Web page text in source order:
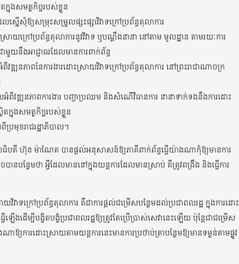
នុងសមត្ថកិច្ចរបស់ខ្លួន
នើសុំឱ្យសម្រុះសម្រួលផ្សះផ្សាវិវាទក្រៅប្រព័ន្ធតុលាការ
ាយក្រៅប្រព័ន្ធតុលាការនូវវិវាទ ឬបណ្តឹងនានា នៅតាម មូលដ្ឋាន តាមរយៈការ
នឹងអាជ្ញាធរដែលមានការពាក់ព័ន្ធ
ឌ្ឍនភាពនៃការងារដោះស្រាយវិវាទក្រៅប្រព័ន្ធតុលាការ នៅព្រះរាជាណាចក្រ
អំពីវឌ្ឍនភាពការងារ បញ្ហាប្រឈម និងសំណើវិធានការ នានាទាក់ទងនឹងការដោះ
ក្នុងសមត្ថកិច្ចរបស់ខ្លួន
ប្រមុខរាជរដ្ឋាភិបាល។
ចធិបតី ហ៊ុន ម៉ាណែត បានផ្តល់អនុសាសន៍ឱ្យភាគីពាក់ព័ន្ធធ្វើយ៉ាងណាកុំឱ្យមានការ
បានបន្ថែមថា អ្វីដែលមាននៅក្នុងយន្តការដែលមានស្រាប់ គឺត្រូវពង្រឹង និងធ្វើការ
វិវាទក្រៅប្រព័ន្ធតុលាការ គឺជាការផ្តល់ជម្រើសបន្ថែមដល់ប្រជាពលរដ្ឋ ក្នុងការដោះ
ើងដើម្បីបង្ខិតបង្ខំប្រជាពលរដ្ឋឱ្យត្រូវតែប្រើប្រាស់សេវានេះឡើយ ប៉ុន្តែជាជម្រើស
ឱ្យការដោះស្រាយតាមយន្តការនេះមានការប្រថាប់ត្រាបន្ថែមឱ្យមានទម្ងន់តាមផ្លូវ